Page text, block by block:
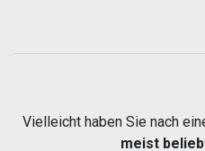
Vielleicht haben Sie nach
meist